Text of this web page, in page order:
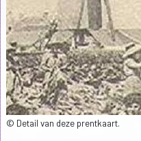
© Detail van deze prentkaart.